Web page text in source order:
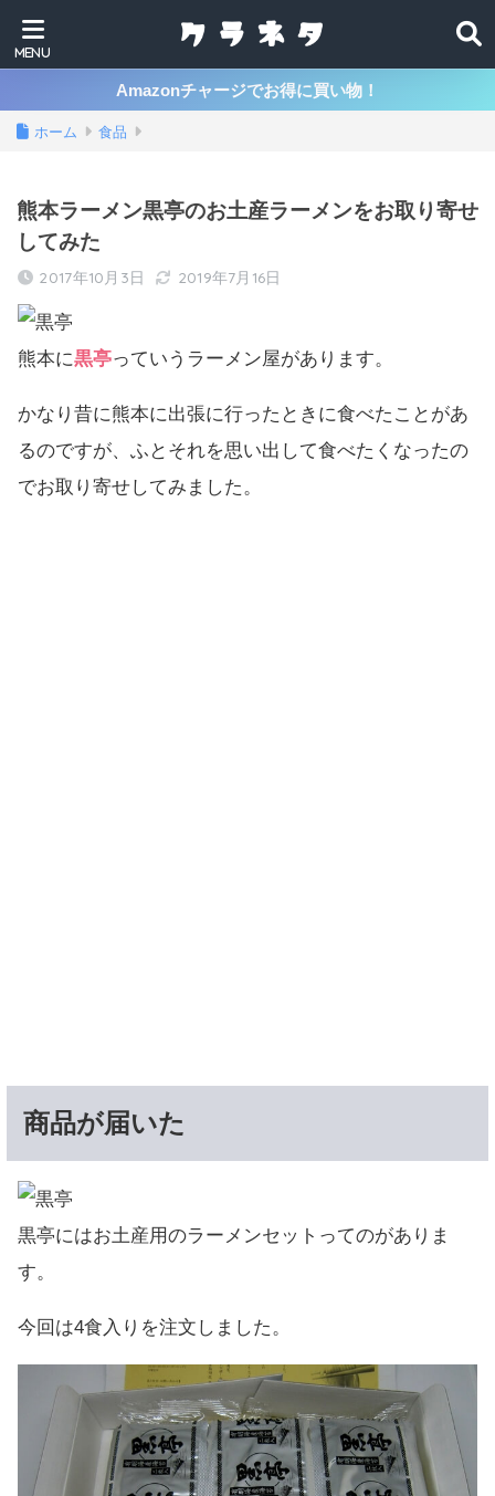
Amazonチャージでお得に買い物！
ホーム 食品
熊本ラーメン黒亭のお土産ラーメンをお取り寄せ
してみた
2017年10月3日 2019年7月16日
熊本に黒亭っていうラーメン屋があります。
かなり昔に熊本に出張に行ったときに食べたことがあ
るのですが、ふとそれを思い出して食べたくなったの
でお取り寄せしてみました。
商品が届いた
黒亭にはお土産用のラーメンセットってのがありま
す。
今回は4食入りを注文しました。